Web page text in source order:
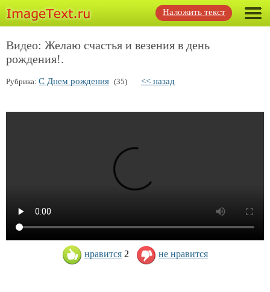
Наложить текст
Видео: Желаю счастья и везения в день
рождения!.
Рубрика: С Днем рождения (35) << назад
нравится 2 не нравится